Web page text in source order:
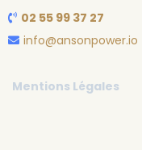
02 55 99 37 27
info@ansonpower.io
Mentions Légales